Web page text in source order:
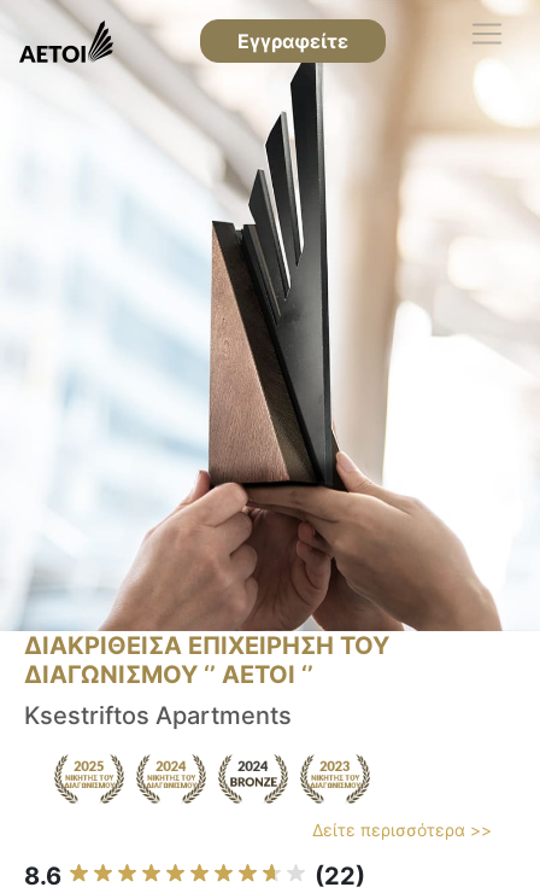
Εγγραφείτε
ΔΙΑΚΡΙΘΕΙΣΑ ΕΠΙΧΕΙΡΗΣΗ ΤΟΥ
ΔΙΑΓΩΝΙΣΜΟΥ ‘’ ΑΕΤΟΙ ‘’
Ksestriftos Apartments
Δείτε περισσότερα >>
8.6 (22)